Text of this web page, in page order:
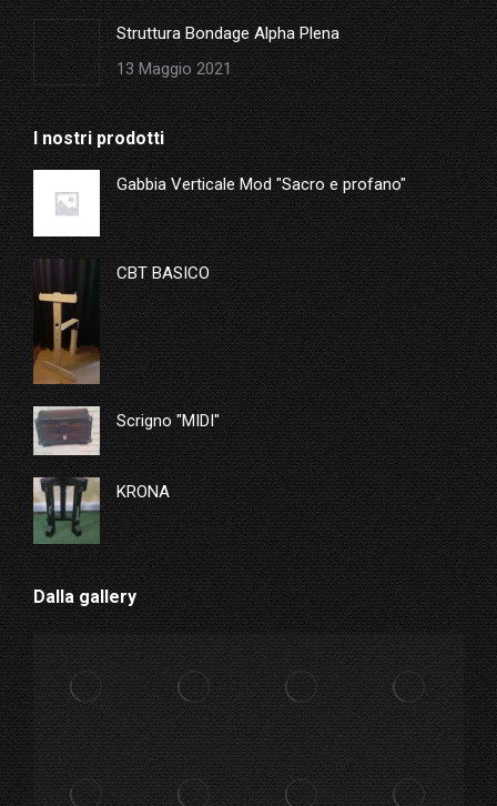
Struttura Bondage Alpha Plena
13 Maggio 2021
I nostri prodotti
Gabbia Verticale Mod "Sacro e profano"
CBT BASICO
Scrigno "MIDI"
KRONA
Dalla gallery